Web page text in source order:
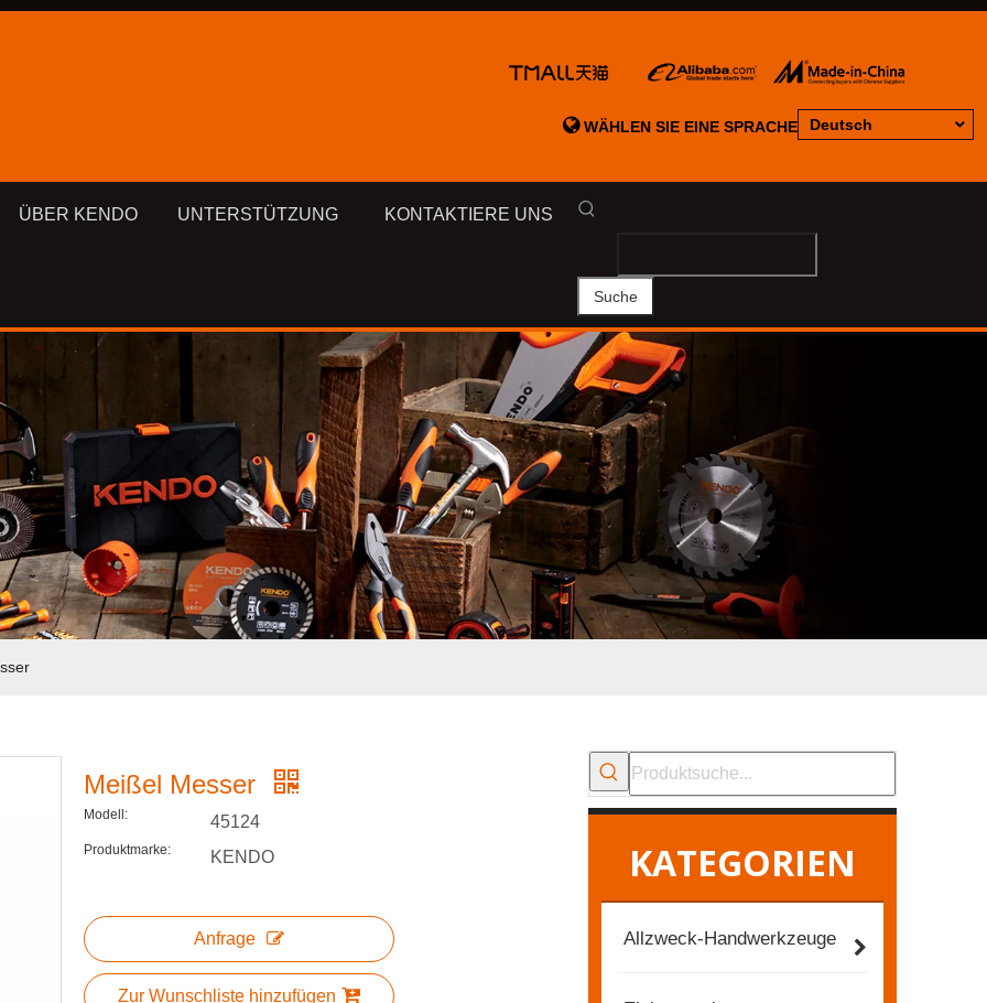
WÄHLEN SIE EINE SPRACHE Deutsch
ÜBER KENDO UNTERSTÜTZUNG KONTAKTIERE UNS
Suche
Meißel Messer
Modell: 45124
Produktmarke: KENDO
Anfrage
Zur Wunschliste hinzufügen
KATEGORIEN
Allzweck-Handwerkzeuge